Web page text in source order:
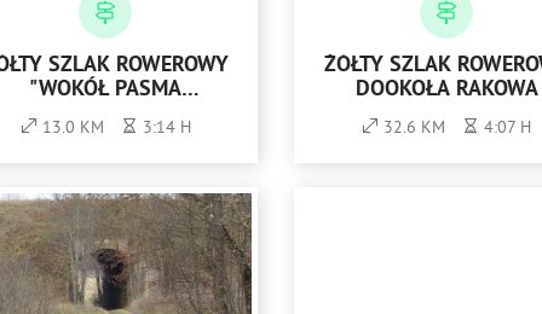
SZLAK ROWEROWY
"WOKÓŁ PASMA
MASŁOWSKIEGO"
13.0 KM 3:14 H
ŻÓŁTY SZLAK
DOOKOŁA RAKOWA
32.6 KM 4:07 H